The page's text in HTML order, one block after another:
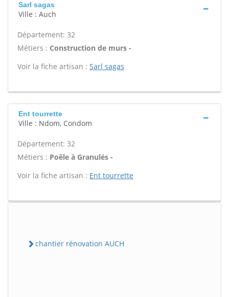
Sarl sagas
Ville : Auch
Département: 32
Métiers : Construction de murs -
Voir la fiche artisan : Sarl sagas
Ent tourrette
Ville : Ndom, Condom
Département: 32
Métiers : Poêle à Granulés -
Voir la fiche artisan : Ent tourrette
chantier rénovation AUCH